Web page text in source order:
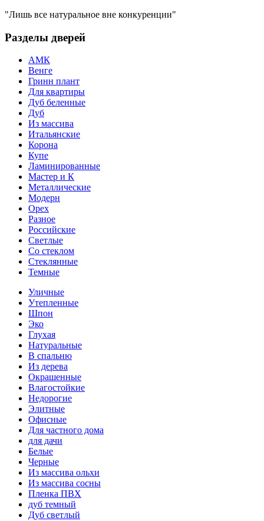
"Лишь все натуральное вне конкуренции"
Разделы дверей
АМК
Венге
Гринн плант
Для квартиры
Дуб беленные
Дуб
Из массива
Итальянские
Корона
Купе
Ламинированные
Мастер и К
Металлические
Модерн
Орех
Разное
Российские
Светлые
Со стеклом
Стеклянные
Темные
Уличные
Утепленные
Шпон
Эко
Глухая
Натуральные
В спальню
Из дерева
Окрашенные
Влагостойкие
Недорогие
Элитные
Офисные
Для частного дома
для дачи
Белые
Черные
Из массива ольхи
Из массива сосны
Пленка ПВХ
дуб темный
Дуб светлый